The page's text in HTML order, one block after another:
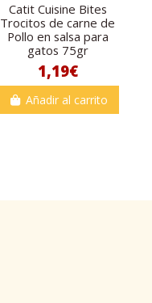
Catit Cuisine Bites
Trocitos de carne de
Pollo en salsa para
gatos 75gr
1,19€
Añadir al carrito